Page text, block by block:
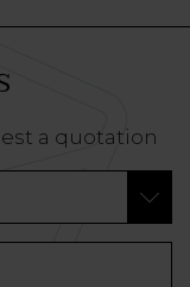
a quotation